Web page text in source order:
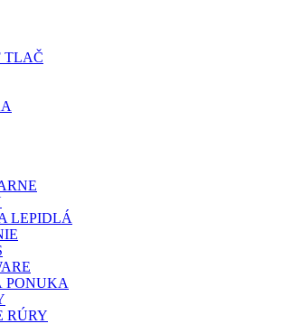
TLAČ
LEPIDLÁ
PONUKA
RÚRY